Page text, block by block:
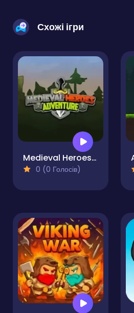
Схожі ігри
Medieval Heroes Adventure
0 (0 Голосів)